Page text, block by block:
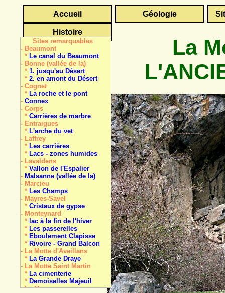
Accueil Géologie
Histoire
Sites remarquables
- Beaumont
* Le canal du Beaumont
- Bonne (vallée de la)
* 1. jusqu'au Désert
* 2. en amont du Désert
- Cognet
* La roche et le pont
- Connex
- Corps
* Carrières de marbre
- Entraigues
* L'arche du vet
- Laffrey
* Les carrières
* Lacs - zones humides
- Lavaldens
* Vallon de l'Espalier
- Malsanne (vallée de la)
- Marcieu
* Les Champs
- Mayres-Savel
* Cristaux de gypse
- Monteynard
* lac à la fin de l'hiver
* Les passerelles
* Eboulement Clapisse
* Rivoire - Grand Balcon
- La Motte d'Aveillans
* La Grande Draye
- La Motte Saint Martin
* La cimenterie
* Demoiselles Majeuil
- La Mure
La